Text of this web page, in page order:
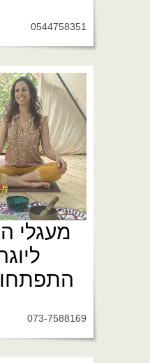
0544758351
מעגלי
073-7588169